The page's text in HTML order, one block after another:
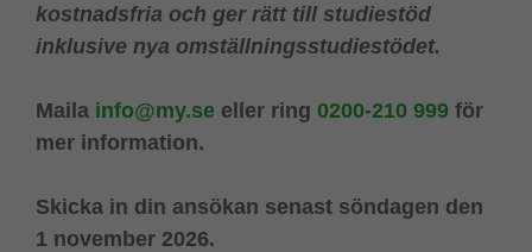
kostnadsfria och ger rätt till studiestöd
inklusive nya omställningsstudiestödet.
Maila info@my.se eller ring 0200-210 999 för
mer information.
Skicka in din ansökan senast söndagen den
1 november 2026.